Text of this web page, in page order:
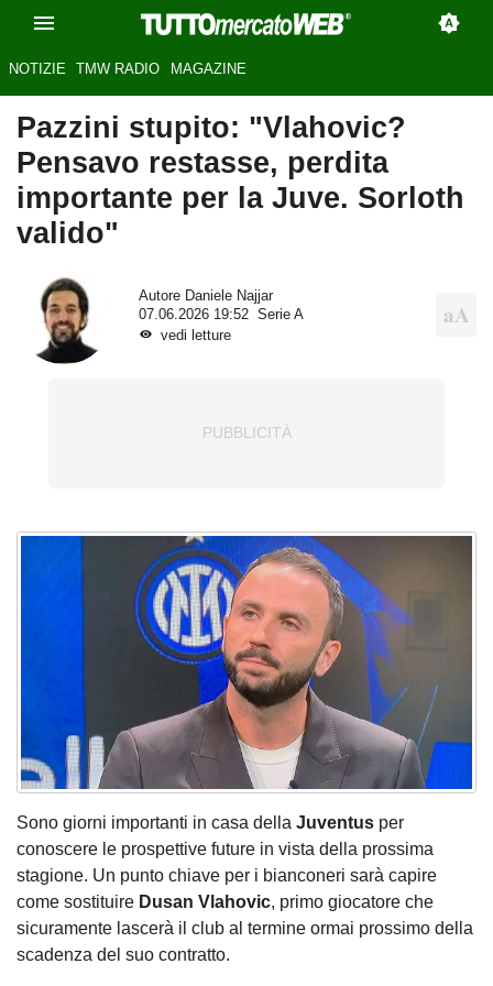
NOTIZIE TMW RADIO MAGAZINE
Pazzini stupito: "Vlahovic?
Pensavo restasse, perdita
importante per la Juve. Sorloth
valido"
Autore Daniele Najjar
07.06.2026 19:52
Serie A
vedi letture
Sono giorni importanti in casa della Juventus per
conoscere le prospettive future in vista della prossima
stagione. Un punto chiave per i bianconeri sarà capire
come sostituire Dusan Vlahovic, primo giocatore che
sicuramente lascerà il club al termine ormai prossimo della
scadenza del suo contratto.